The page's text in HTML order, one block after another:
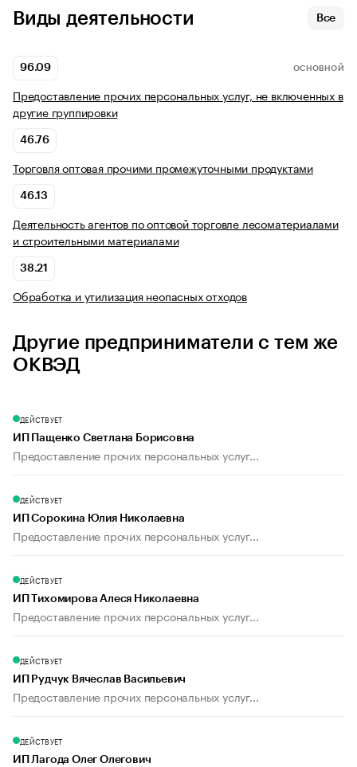
Виды деятельности Все
96.09 ОСНОВНОЙ
Предоставление прочих персональных услуг, не включенных в
другие группировки
46.76
Торговля оптовая прочими промежуточными продуктами
46.13
Деятельность агентов по оптовой торговле лесоматериалами
и строительными материалами
38.21
Обработка и утилизация неопасных отходов
Другие предприниматели с тем же
ОКВЭД
ДЕЙСТВУЕТ
ИП Пащенко Светлана Борисовна
Предоставление прочих персональных услуг...
ДЕЙСТВУЕТ
ИП Сорокина Юлия Николаевна
Предоставление прочих персональных услуг...
ДЕЙСТВУЕТ
ИП Тихомирова Алеся Николаевна
Предоставление прочих персональных услуг...
ДЕЙСТВУЕТ
ИП Рудчук Вячеслав Васильевич
Предоставление прочих персональных услуг...
ДЕЙСТВУЕТ
ИП Лагода Олег Олегович